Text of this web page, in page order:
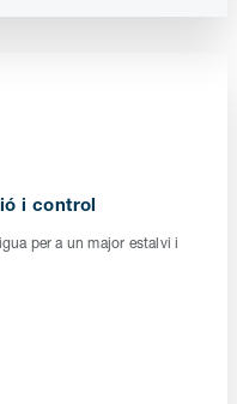
i control
per a un major estalvi i